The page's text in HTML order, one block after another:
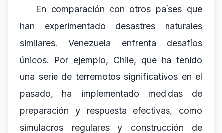
En comparación con otros países que
han experimentado desastres naturales
similares, Venezuela enfrenta desafíos
únicos. Por ejemplo, Chile, que ha tenido
una serie de terremotos significativos en el
pasado, ha implementado medidas de
preparación y respuesta efectivas, como
simulacros regulares y construcción de